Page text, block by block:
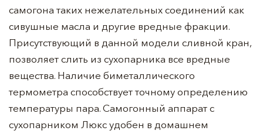
самогона таких нежелательных соединений как
сивушные масла и другие вредные фракции.
Присутствующий в данной модели сливной кран,
позволяет слить из сухопарника все вредные
вещества. Наличие биметаллического
термометра способствует точному определению
температуры пара. Самогонный аппарат с
сухопарником Люкс удобен в домашнем